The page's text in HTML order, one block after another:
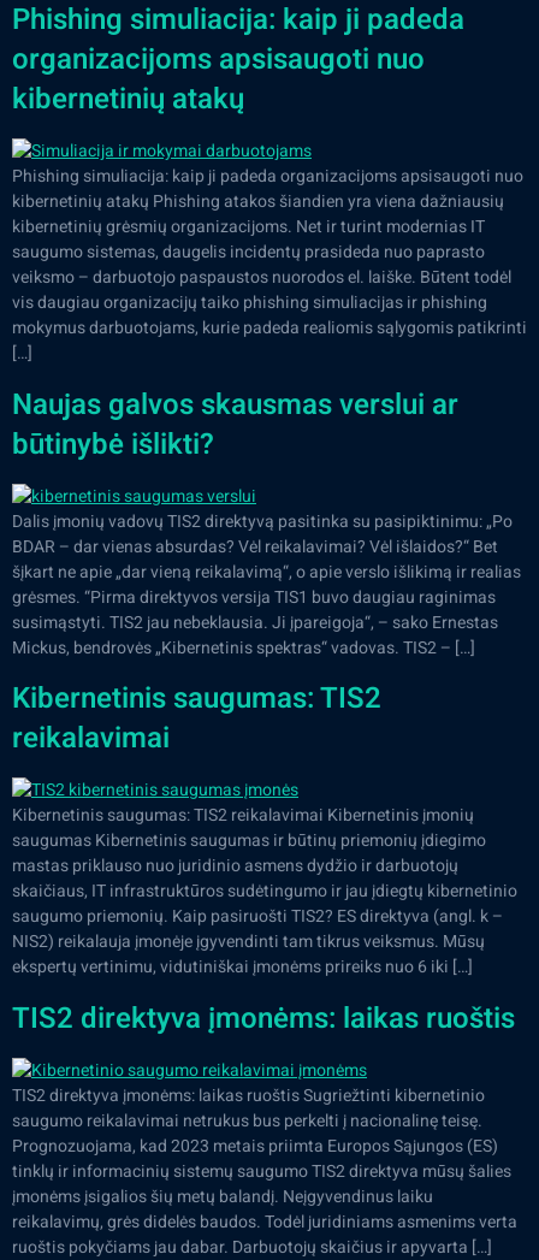
Phishing simuliacija: kaip ji padeda
organizacijoms apsisaugoti nuo
kibernetinių atakų
Phishing simuliacija: kaip ji padeda organizacijoms apsisaugoti nuo
kibernetinių atakų Phishing atakos šiandien yra viena dažniausių
kibernetinių grėsmių organizacijoms. Net ir turint modernias IT
saugumo sistemas, daugelis incidentų prasideda nuo paprasto
veiksmo – darbuotojo paspaustos nuorodos el. laiške. Būtent todėl
vis daugiau organizacijų taiko phishing simuliacijas ir phishing
mokymus darbuotojams, kurie padeda realiomis sąlygomis patikrinti
[…]
Naujas galvos skausmas verslui ar
būtinybė išlikti?
Dalis įmonių vadovų TIS2 direktyvą pasitinka su pasipiktinimu: „Po
BDAR – dar vienas absurdas? Vėl reikalavimai? Vėl išlaidos?“ Bet
šįkart ne apie „dar vieną reikalavimą“, o apie verslo išlikimą ir realias
grėsmes. “Pirma direktyvos versija TIS1 buvo daugiau raginimas
susimąstyti. TIS2 jau nebeklausia. Ji įpareigoja“, – sako Ernestas
Mickus, bendrovės „Kibernetinis spektras“ vadovas. TIS2 – […]
Kibernetinis saugumas: TIS2
reikalavimai
Kibernetinis saugumas: TIS2 reikalavimai Kibernetinis įmonių
saugumas Kibernetinis saugumas ir būtinų priemonių įdiegimo
mastas priklauso nuo juridinio asmens dydžio ir darbuotojų
skaičiaus, IT infrastruktūros sudėtingumo ir jau įdiegtų kibernetinio
saugumo priemonių. Kaip pasiruošti TIS2? ES direktyva (angl. k –
NIS2) reikalauja įmonėje įgyvendinti tam tikrus veiksmus. Mūsų
ekspertų vertinimu, vidutiniškai įmonėms prireiks nuo 6 iki […]
TIS2 direktyva įmonėms: laikas ruoštis
TIS2 direktyva įmonėms: laikas ruoštis Sugriežtinti kibernetinio
saugumo reikalavimai netrukus bus perkelti į nacionalinę teisę.
Prognozuojama, kad 2023 metais priimta Europos Sąjungos (ES)
tinklų ir informacinių sistemų saugumo TIS2 direktyva mūsų šalies
įmonėms įsigalios šių metų balandį. Neįgyvendinus laiku
reikalavimų, grės didelės baudos. Todėl juridiniams asmenims verta
ruoštis pokyčiams jau dabar. Darbuotojų skaičius ir apyvarta […]